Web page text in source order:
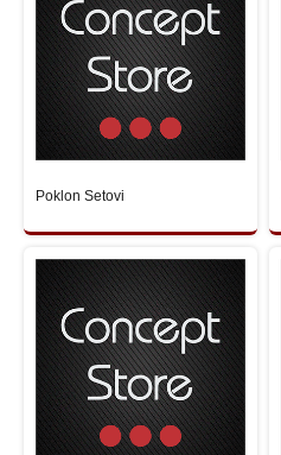
Poklon Setovi